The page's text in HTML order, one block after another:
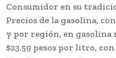
Consumidor en su
Precios de la gasolina,
y por región, en gasolina
$23.59 pesos por litro,